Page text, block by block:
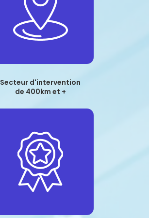
Secteur d'intervention
de 400km et +